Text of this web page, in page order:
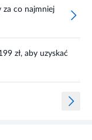
za co najmniej
zł, aby uzyskać